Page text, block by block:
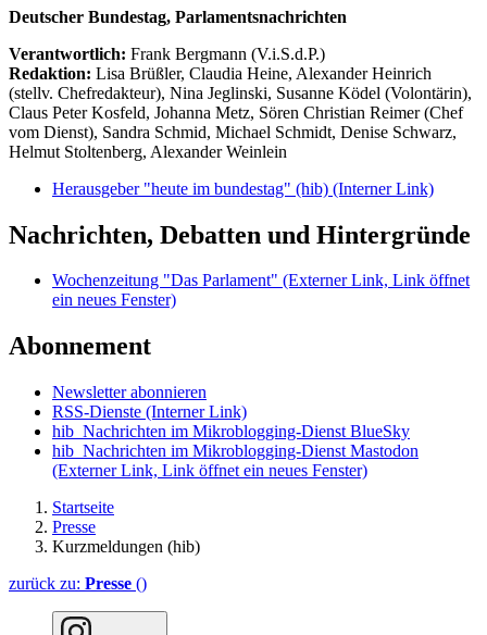
Deutscher Bundestag, Parlamentsnachrichten
Verantwortlich: Frank Bergmann (V.i.S.d.P.)
Redaktion: Lisa Brüßler, Claudia Heine, Alexander Heinrich
(stellv. Chefredakteur), Nina Jeglinski, Susanne Ködel (Volontärin),
Claus Peter Kosfeld, Johanna Metz, Sören Christian Reimer (Chef
vom Dienst), Sandra Schmid, Michael Schmidt, Denise Schwarz,
Helmut Stoltenberg, Alexander Weinlein
Herausgeber "heute im bundestag" (hib) (Interner Link)
Nachrichten, Debatten und Hintergründe
Wochenzeitung "Das Parlament" (Externer Link, Link öffnet
ein neues Fenster)
Abonnement
Newsletter abonnieren
RSS-Dienste (Interner Link)
hib_Nachrichten im Mikroblogging-Dienst BlueSky
hib_Nachrichten im Mikroblogging-Dienst Mastodon
(Externer Link, Link öffnet ein neues Fenster)
Startseite
Presse
Kurzmeldungen (hib)
zurück zu: Presse ()